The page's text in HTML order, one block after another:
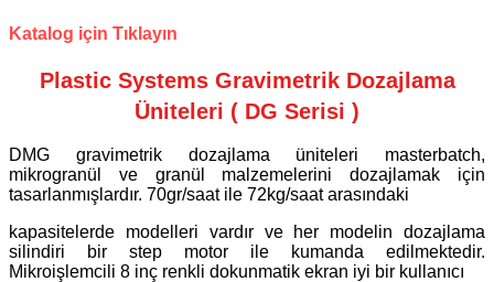
Katalog için Tıklayın
Plastic Systems Gravimetrik Dozajlama
Üniteleri ( DG Serisi )
DMG gravimetrik dozajlama üniteleri masterbatch,
mikrogranül ve granül malzemelerini dozajlamak için
tasarlanmışlardır. 70gr/saat ile 72kg/saat arasındaki
kapasitelerde modelleri vardır ve her modelin dozajlama
silindiri bir step motor ile kumanda edilmektedir.
Mikroişlemcili 8 inç renkli dokunmatik ekran iyi bir kullanıcı